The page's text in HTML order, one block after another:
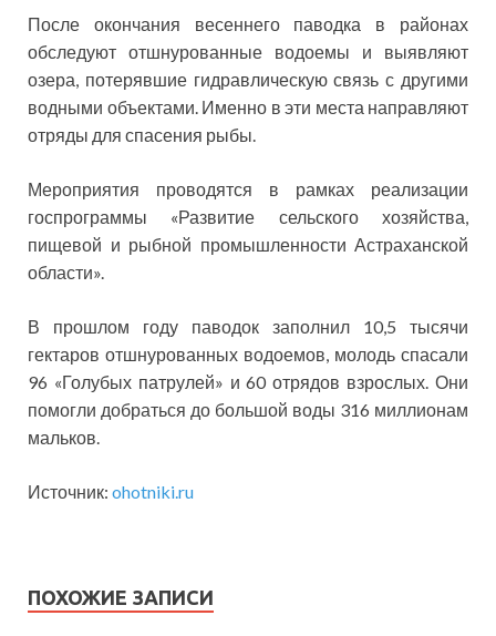
После окончания весеннего паводка в районах
обследуют отшнурованные водоемы и выявляют
озера, потерявшие гидравлическую связь с другими
водными объектами. Именно в эти места направляют
отряды для спасения рыбы.
Мероприятия проводятся в рамках реализации
госпрограммы «Развитие сельского хозяйства,
пищевой и рыбной промышленности Астраханской
области».
В прошлом году паводок заполнил 10,5 тысячи
гектаров отшнурованных водоемов, молодь спасали
96 «Голубых патрулей» и 60 отрядов взрослых. Они
помогли добраться до большой воды 316 миллионам
мальков.
Источник: ohotniki.ru
ПОХОЖИЕ ЗАПИСИ